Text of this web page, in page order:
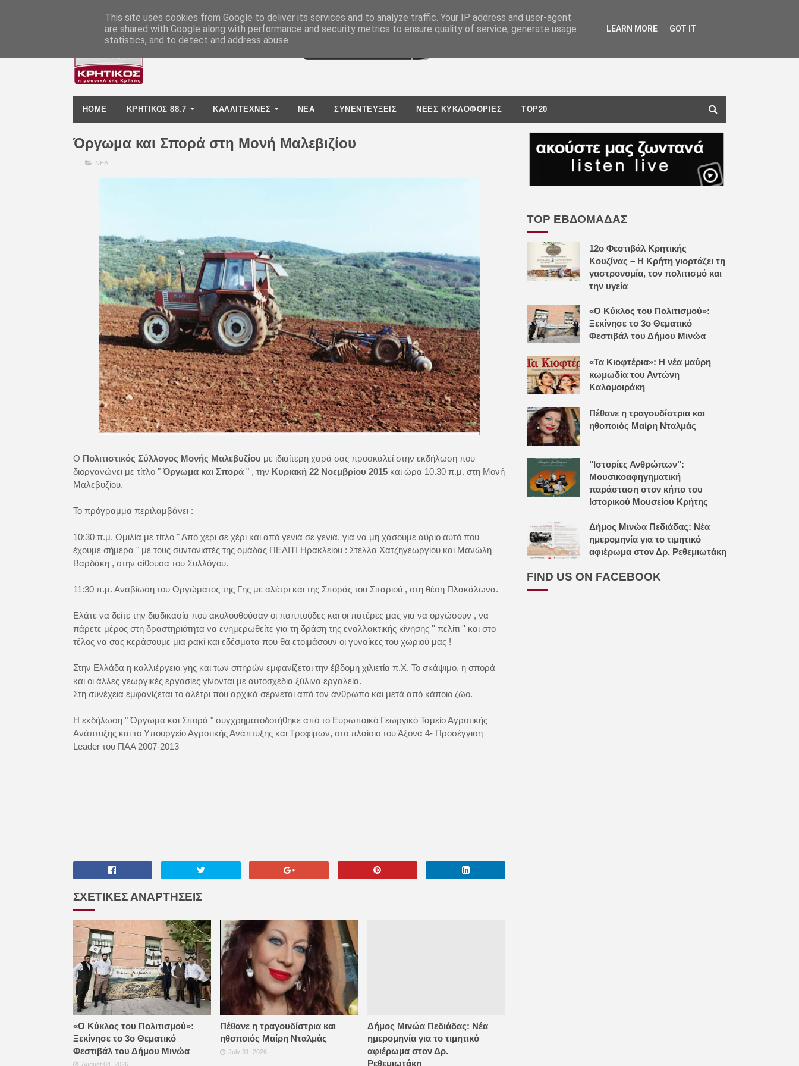
HOME ΚΡΗΤΙΚΟΣ 88.7 ΚΑΛΛΙΤΕΧΝΕΣ ΝΕΑ ΣΥΝΕΝΤΕΥΞΕΙΣ ΝΕΕΣ ΚΥΚΛΟΦΟΡΙΕΣ TOP20
Όργωμα και Σπορά στη Μονή Μαλεβιζίου
ΝΕΑ
Ο Πολιτιστικός Σύλλογος Μονής Μαλεβυζίου με ιδιαίτερη χαρά σας προσκαλεί στην εκδήλωση που
διοργανώνει με τίτλο " Όργωμα και Σπορά" , την Κυριακή 22 Νοεμβρίου 2015και ώρα 10.30 π.μ. στη Μονή
Μαλεβυζίου.
Το πρόγραμμα περιλαμβάνει :
10:30 π.μ. Ομιλία με τίτλο " Από χέρι σε χέρι και από γενιά σε γενιά, για να μη χάσουμε αύριο αυτό που
έχουμε σήμερα " με τους συντονιστές της ομάδας ΠΕΛΙΤΙ Ηρακλείου : Στέλλα Χατζηγεωργίου και Μανώλη
Βαρδάκη , στην αίθουσα του Συλλόγου.
11:30 π.μ. Αναβίωση του Οργώματος της Γης με αλέτρι και της Σποράς του Σιταριού , στη θέση Πλακάλωνα.
Ελάτε να δείτε την διαδικασία που ακολουθούσαν οι παππούδες και οι πατέρες μας για να οργώσουν , να
πάρετε μέρος στη δραστηριότητα να ενημερωθείτε για τη δράση της εναλλακτικής κίνησης '' πελίτι '' και στο
τέλος να σας κεράσουμε μια ρακί και εδέσματα που θα ετοιμάσουν οι γυναίκες του χωριού μας !
Στην Ελλάδα η καλλιέργεια γης και των σιτηρών εμφανίζεται την έβδομη χιλιετία π.Χ. Το σκάψιμο, η σπορά
και οι άλλες γεωργικές εργασίες γίνονται με αυτοσχέδια ξύλινα εργαλεία.
Στη συνέχεια εμφανίζεται το αλέτρι που αρχικά σέρνεται από τον άνθρωπο και μετά από κάποιο ζώο.
Η εκδήλωση " Όργωμα και Σπορά " συγχρηματοδοτήθηκε από το Ευρωπαικό Γεωργικό Ταμείο Αγροτικής
Ανάπτυξης και το Υπουργείο Αγροτικής Ανάπτυξης και Τροφίμων, στο πλαίσιο του Άξονα 4- Προσέγγιση
Leader του ΠΑΑ 2007-2013
ΣΧΕΤΙΚΕΣ ΑΝΑΡΤΗΣΕΙΣ
«Ο Κύκλος του Πολιτισμού»:
Ξεκίνησε το 3ο Θεματικό
Φεστιβάλ του Δήμου Μινώα
August 04, 2026
Πέθανε η τραγουδίστρια και
ηθοποιός Μαίρη Νταλμάς
July 31, 2026
Δήμος Μινώα Πεδιάδας: Νέα
ημερομηνία για το τιμητικό
αφιέρωμα στον Δρ.
Ρεθεμιωτάκη
TOP ΕΒΔΟΜΑΔΑΣ
12ο Φεστιβάλ Κρητικής
Κουζίνας – Η Κρήτη γιορτάζει τη
γαστρονομία, τον πολιτισμό και
την υγεία
«Ο Κύκλος του Πολιτισμού»:
Ξεκίνησε το 3ο Θεματικό
Φεστιβάλ του Δήμου Μινώα
«Τα Κιοφτέρια»: Η νέα μαύρη
κωμωδία του Αντώνη
Καλομοιράκη
Πέθανε η τραγουδίστρια και
ηθοποιός Μαίρη Νταλμάς
"Ιστορίες Ανθρώπων":
Μουσικοαφηγηματική
παράσταση στον κήπο του
Ιστορικού Μουσείου Κρήτης
Δήμος Μινώα Πεδιάδας: Νέα
ημερομηνία για το τιμητικό
αφιέρωμα στον Δρ. Ρεθεμιωτάκη
FIND US ON FACEBOOK
This site uses cookies from Google to deliver its services and to analyze traffic. Your IP address and user-agent
are shared with Google along with performance and security metrics to ensure quality of service, generate usage
statistics, and to detect and address abuse.
LEARN MORE GOT IT